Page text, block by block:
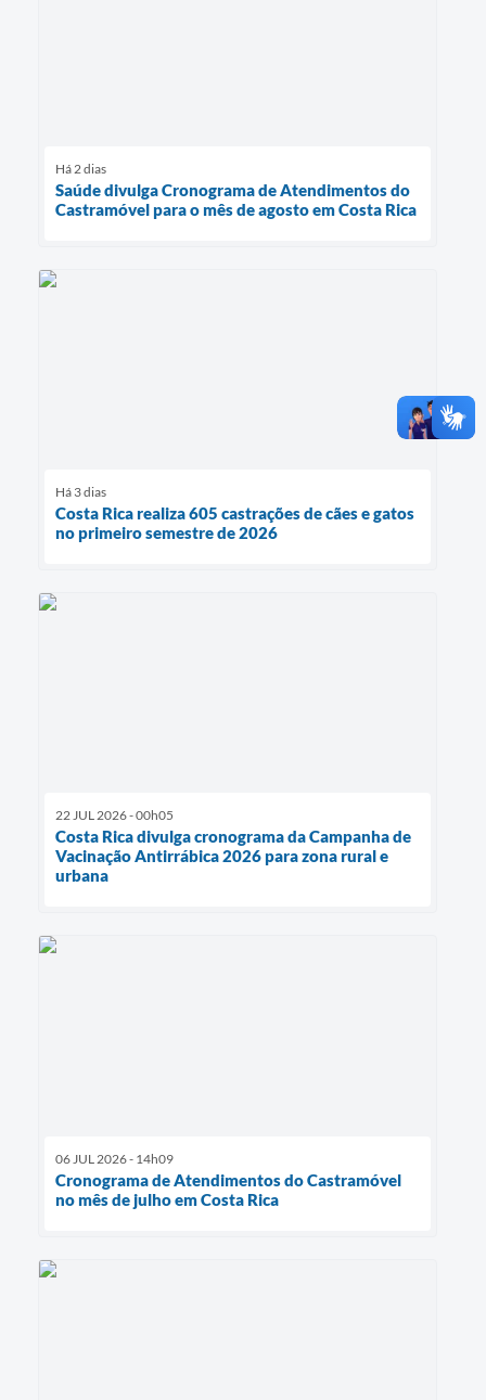
Há 2 dias
Saúde divulga Cronograma de Atendimentos do
Castramóvel para o mês de agosto em Costa Rica
Há 3 dias
Costa Rica realiza 605 castrações de cães e gatos
no primeiro semestre de 2026
22 JUL 2026 - 00h05
Costa Rica divulga cronograma da Campanha de
Vacinação Antirrábica 2026 para zona rural e
urbana
06 JUL 2026 - 14h09
Cronograma de Atendimentos do Castramóvel
no mês de julho em Costa Rica